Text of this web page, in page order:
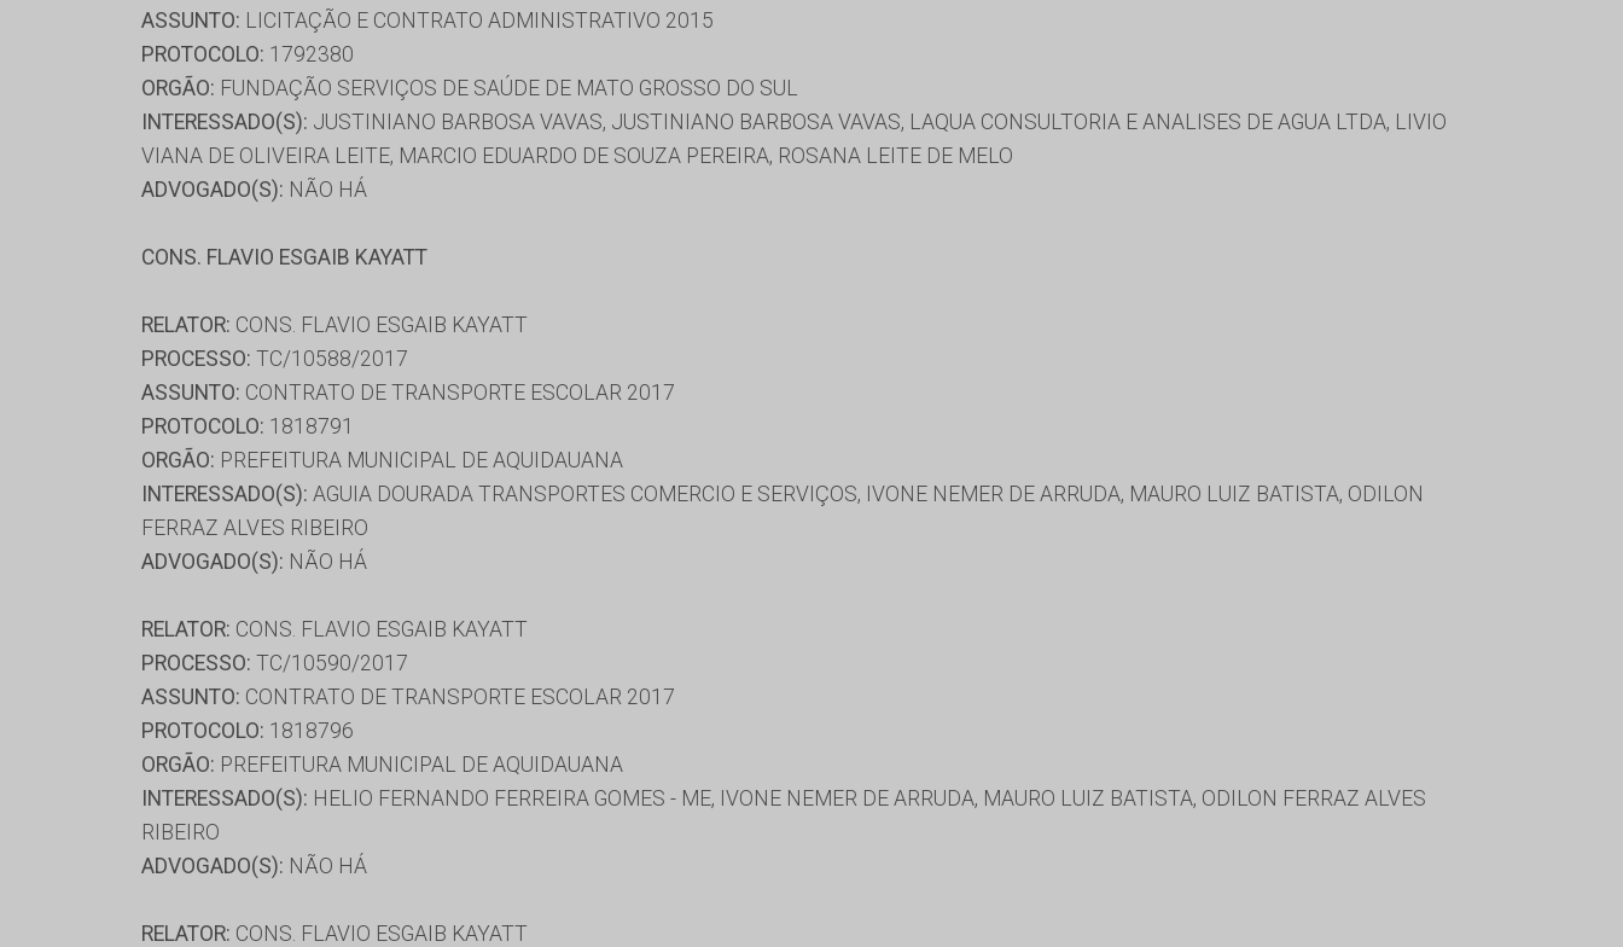
ASSUNTO: LICITAÇÃO E CONTRATO ADMINISTRATIVO 2015
PROTOCOLO: 1792380
ORGÃO: FUNDAÇÃO SERVIÇOS DE SAÚDE DE MATO GROSSO DO SUL
INTERESSADO(S): JUSTINIANO BARBOSA VAVAS, JUSTINIANO BARBOSA VAVAS, LAQUA CONSULTORIA E ANALISES DE AGUA LTDA, LIVIO
VIANA DE OLIVEIRA LEITE, MARCIO EDUARDO DE SOUZA PEREIRA, ROSANA LEITE DE MELO
ADVOGADO(S): NÃO HÁ
CONS. FLAVIO ESGAIB KAYATT
RELATOR: CONS. FLAVIO ESGAIB KAYATT
PROCESSO: TC/10588/2017
ASSUNTO: CONTRATO DE TRANSPORTE ESCOLAR 2017
PROTOCOLO: 1818791
ORGÃO: PREFEITURA MUNICIPAL DE AQUIDAUANA
INTERESSADO(S): AGUIA DOURADA TRANSPORTES COMERCIO E SERVIÇOS, IVONE NEMER DE ARRUDA, MAURO LUIZ BATISTA, ODILON
FERRAZ ALVES RIBEIRO
ADVOGADO(S): NÃO HÁ
RELATOR: CONS. FLAVIO ESGAIB KAYATT
PROCESSO: TC/10590/2017
ASSUNTO: CONTRATO DE TRANSPORTE ESCOLAR 2017
PROTOCOLO: 1818796
ORGÃO: PREFEITURA MUNICIPAL DE AQUIDAUANA
INTERESSADO(S): HELIO FERNANDO FERREIRA GOMES - ME, IVONE NEMER DE ARRUDA, MAURO LUIZ BATISTA, ODILON FERRAZ ALVES
RIBEIRO
ADVOGADO(S): NÃO HÁ
RELATOR: CONS. FLAVIO ESGAIB KAYATT